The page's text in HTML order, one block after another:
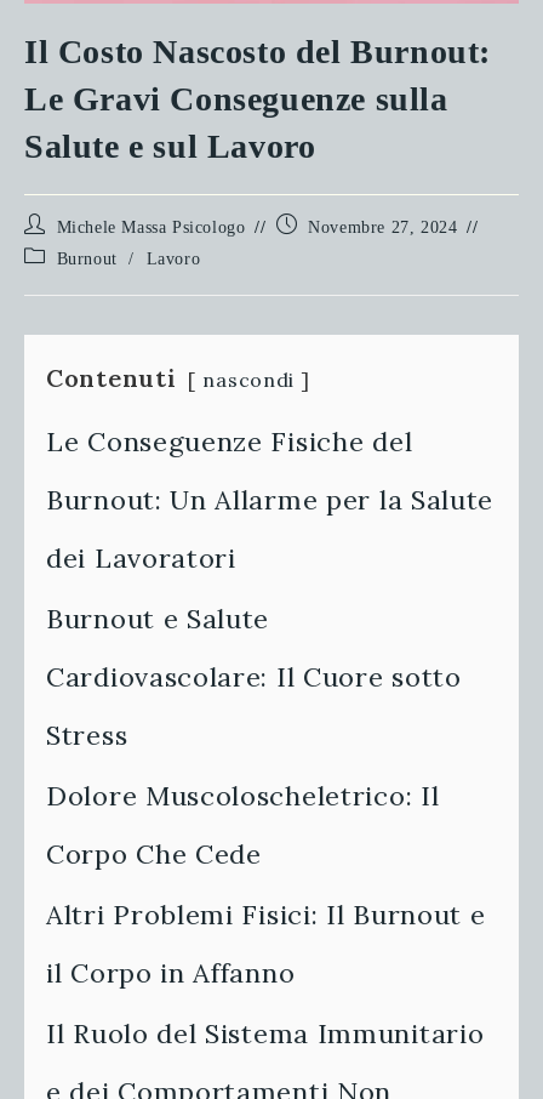
Il Costo Nascosto del Burnout:
Le Gravi Conseguenze sulla
Salute e sul Lavoro
Autore
dell'articolo:
Michele Massa Psicologo
ArticoloNovembre 27, 2024
Categoria
Burnout / Lavoro
Contenuti nascondi
Le Conseguenze Fisiche del
Burnout: Un Allarme per la Salute
dei Lavoratori
Burnout e Salute
Cardiovascolare: Il Cuore sotto
Stress
Dolore Muscoloscheletrico: Il
Corpo Che Cede
Altri Problemi Fisici: Il Burnout e
il Corpo in Affanno
Il Ruolo del Sistema Immunitario
e dei Comportamenti Non